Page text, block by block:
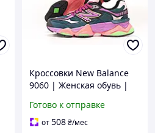
Кроссовки New Balance
9060 | Женская обувь |
спортивная для прогулок
Готово к отправке
от508₴/мес